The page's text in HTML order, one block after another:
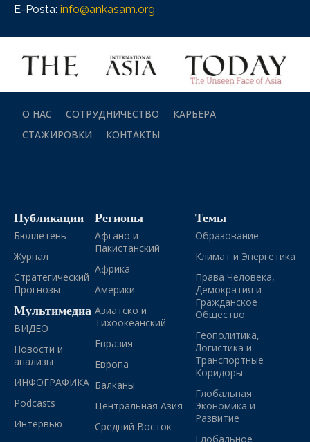
E-Posta: info@ankasam.org
О НАС СОТРУДНИЧЕСТВО
КАРЬЕРА
СТАЖИРОВКИ
КОНТАКТЫ
Публикации
Бюллетень
Журнал
Стратегический
Прогнозы
Мультимедиа
ВИДЕО
Новости и
анализы
ИНФОГРАФИКА
Podcasts
Интервью
Регионы
Афгано и
Пакистанский
Африка
Америки
Азиатско и
Тихоокеанский
Евразия
Европа
Балканы
Центральная Азия
Средний Восток
Темы
Образование
Климат и Энергетика
Права Человека,
Демократия и
Гражданское
Общество
Геополитика,
Логистика и
Транспортные
Коридоры
Глобальная
Экономика и
Развитие
Глобальное